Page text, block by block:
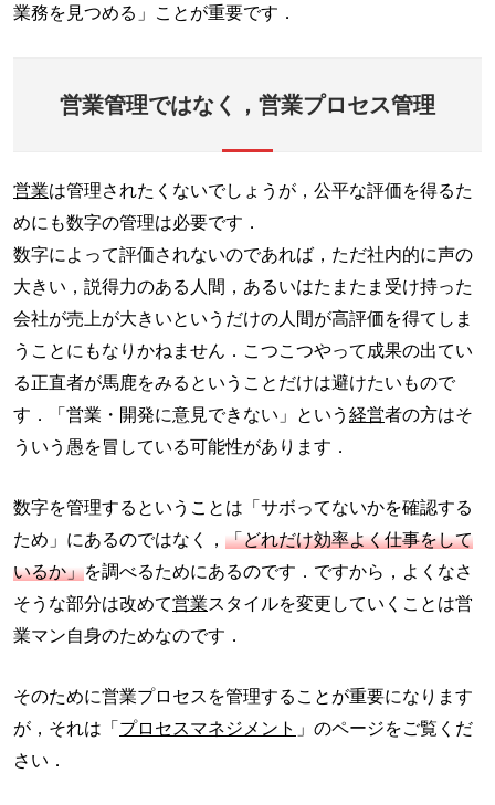
業務を見つめる」ことが重要です．
営業管理ではなく，営業プロセス管理
営業は管理されたくないでしょうが，公平な評価を得るた
めにも数字の管理は必要です．
数字によって評価されないのであれば，ただ社内的に声の
大きい，説得力のある人間，あるいはたまたま受け持った
会社が売上が大きいというだけの人間が高評価を得てしま
うことにもなりかねません．こつこつやって成果の出てい
る正直者が馬鹿をみるということだけは避けたいもので
す．「営業・開発に意見できない」という 経営者の方はそ
ういう愚を冒している可能性があります．
数字を管理するということは「サボってないかを確認する
ため」にあるのではなく， 「どれだけ効率よく仕事をして
いるか」を調べるためにあるのです．ですから，よくなさ
そうな部分は改めて営業スタイルを変更していくことは営
業マン自身のためなのです．
そのために営業プロセスを管理することが重要になります
が，それは「プロセスマネジメント 」のページをご覧くだ
さい．